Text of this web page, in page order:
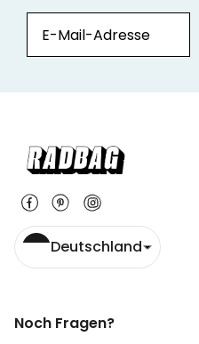
Deutschland
Noch Fragen?